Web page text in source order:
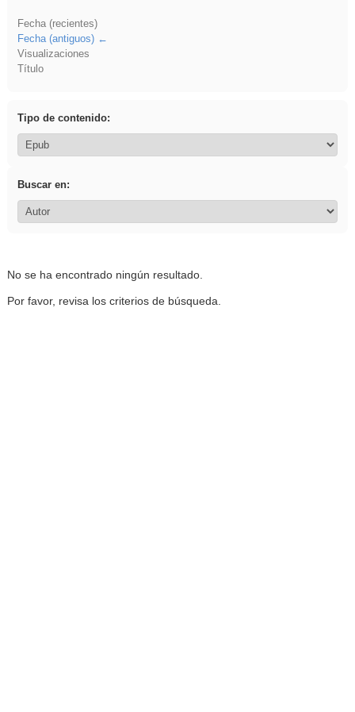
Fecha (recientes)
Fecha (antiguos)
Visualizaciones
Título
Tipo de contenido:
Buscar en:
No se ha encontrado ningún resultado.
Por favor, revisa los criterios de búsqueda.